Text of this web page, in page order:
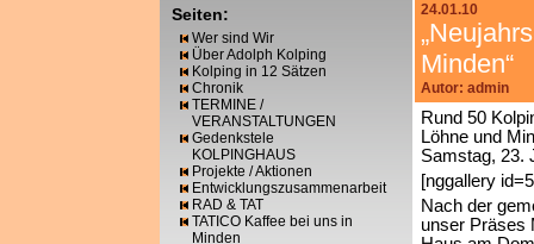
Seiten:
Wer sind Wir
Über Adolph Kolping
Kolping in 12 Sätzen
Chronik
TERMINE /
VERANSTALTUNGEN
Gedenkstele
KOLPINGHAUS
Projekte / Aktionen
Entwicklungszusammenarbeit
RAD & TAT
TATICO Kaffee bei uns in
Minden
24.01.10
Minden“
Autor: admin
Rund 50
Löhne und
Samstag, 23.
[nggallery
Nach der
unser Präses